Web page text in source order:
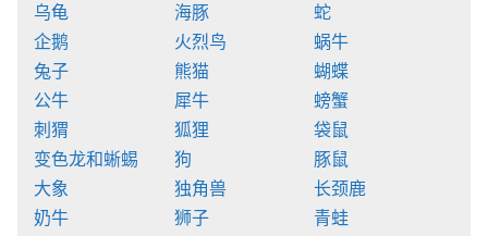
乌龟
企鹅
兔子
公牛
刺猬
变色龙和蜥蜴
大象
奶牛
海豚
火烈鸟
熊猫
犀牛
狐狸
狗
独角兽
狮子
蛇
蜗牛
蝴蝶
螃蟹
袋鼠
豚鼠
长颈鹿
青蛙